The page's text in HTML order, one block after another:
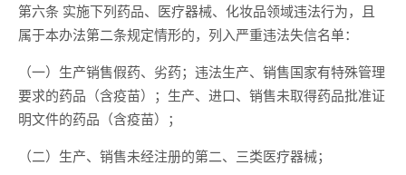
第六条 实施下列药品、医疗器械、化妆品领域违法行为，且
属于本办法第二条规定情形的，列入严重违法失信名单：
（一）生产销售假药、劣药；违法生产、销售国家有特殊管理
要求的药品（含疫苗）；生产、进口、销售未取得药品批准证
明文件的药品（含疫苗）；
（二）生产、销售未经注册的第二、三类医疗器械；